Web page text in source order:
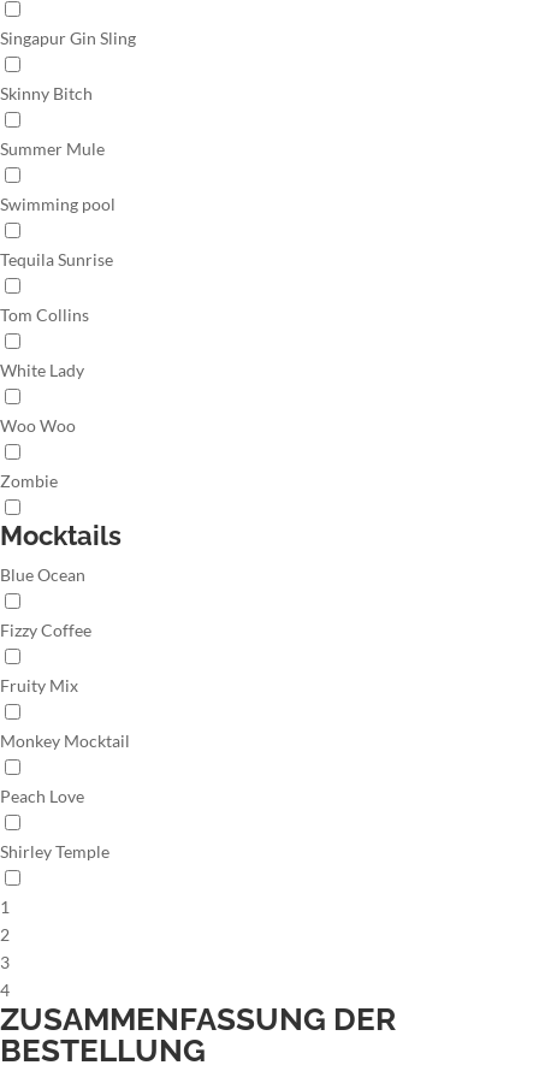
Singapur Gin Sling
Skinny Bitch
Summer Mule
Swimming pool
Tequila Sunrise
Tom Collins
White Lady
Woo Woo
Zombie
Mocktails
Blue Ocean
Fizzy Coffee
Fruity Mix
Monkey Mocktail
Peach Love
Shirley Temple
1
2
3
4
ZUSAMMENFASSUNG DER
BESTELLUNG